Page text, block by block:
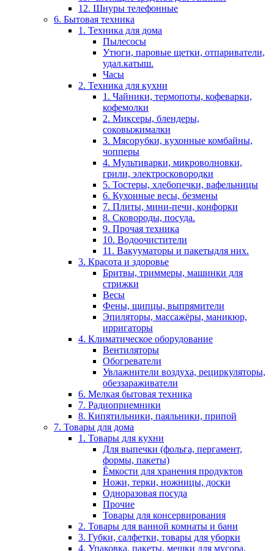
12. Шнуры телефонные
6. Бытовая техника
1. Техника для дома
Пылесосы
Утюги, паровые щетки, отпариватели,
удал.катыш.
Часы
2. Техника для кухни
1. Чайники, термопоты, кофеварки,
кофемолки
2. Миксеры, блендеры,
соковыжималки
3. Мясорубки, кухонные комбайны,
чопперы
4. Мультиварки, микроволновки,
грили, электросковородки
5. Тостеры, хлебопечки, вафельницы
6. Кухонные весы, безмены
7. Плиты, мини-печи, конфорки
8. Сковороды, посуда.
9. Прочая техника
10. Водоочистители
11. Вакууматоры и пакетыдля них.
3. Красота и здоровье
Бритвы, триммеры, машинки для
стрижки
Весы
Фены, щипцы, выпрямители
Эпиляторы, массажёры, маникюр,
ирригаторы
4. Климатическое оборудование
Вентиляторы
Обогреватели
Увлажнители воздуха, рециркуляторы,
обеззараживатели
6. Мелкая бытовая техника
7. Радиоприемники
8. Кипятильники, паяльники, припой
7. Товары для дома
1. Товары для кухни
Для выпечки (фольга, пергамент,
формы, пакеты)
Ёмкости для хранения продуктов
Ножи, терки, ножницы, доски
Одноразовая посуда
Прочие
Товары для консервирования
2. Товары для ванной комнаты и бани
3. Губки, салфетки, товары для уборки
4. Упаковка, пакеты, мешки для мусора,